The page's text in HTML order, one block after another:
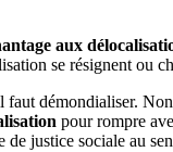
aux
se résignent ou
faut démondialiser.
pour rompre
de justice sociale au